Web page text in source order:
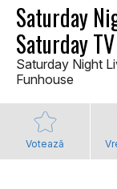
Saturday
Saturday
Saturday Night
Funhouse
Votează